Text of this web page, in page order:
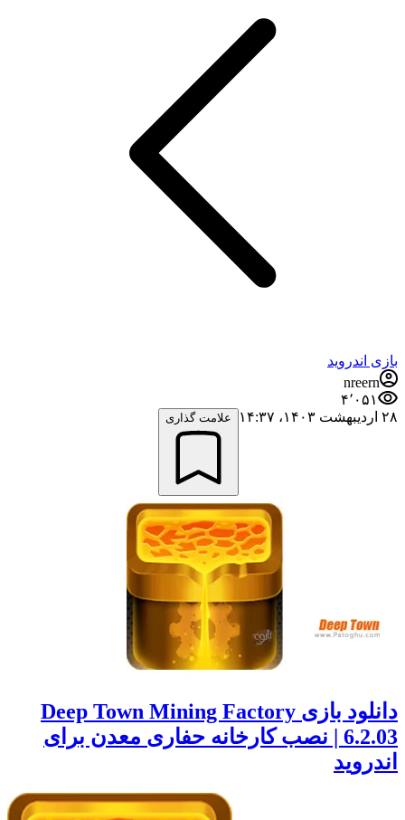
بازی اندروید
nreern
۴٬۰۵۱
۲۸ اردیبهشت ۱۴۰۳،‏ ۱۴:۳۷
علامت گذاری
دانلود بازی Deep Town Mining Factory
6.2.03 | نصب کارخانه حفاری معدن برای
اندروید